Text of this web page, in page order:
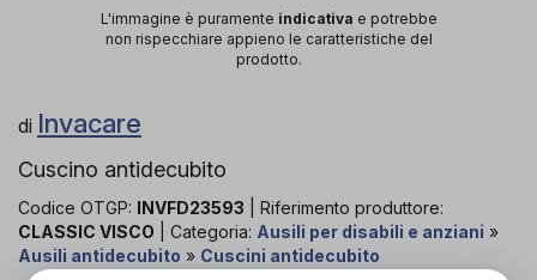
L'immagine è puramente indicativa e potrebbe
non rispecchiare appieno le caratteristiche del
prodotto.
di Invacare
Cuscino antidecubito
Codice OTGP: INVFD23593 | Riferimento produttore:
CLASSIC VISCO | Categoria: Ausili per disabili e anziani »
Ausili antidecubito » Cuscini antidecubito